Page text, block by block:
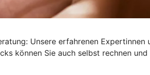
Unsere erfahrenen
können Sie auch selbst rechnen